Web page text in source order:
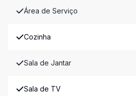
Área de Serviço
Cozinha
Sala de Jantar
Sala de TV